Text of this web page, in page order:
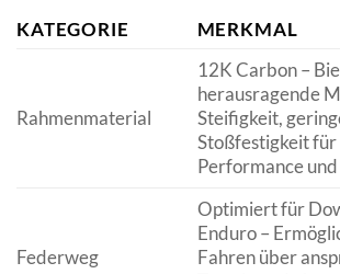
KATEGORIE MERKMAL
Rahmenmaterial
12K Carbon –
herausragende
Steifigkeit,
Stoßfestigkeit
Performance
Federweg
Optimiert für
Enduro –
Fahren über